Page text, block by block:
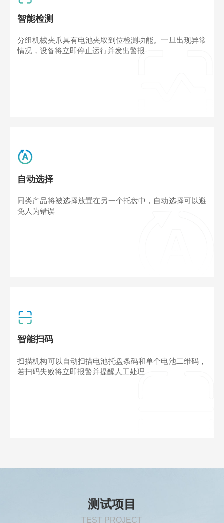
智能检测
分组机械夹爪具有电池夹取到位检测功能。一旦出现异常
情况，设备将立即停止运行并发出警报
自动选择
同类产品将被选择放置在另一个托盘中，自动选择可以避
免人为错误
智能扫码
扫描机构可以自动扫描电池托盘条码和单个电池二维码，
若扫码失败将立即报警并提醒人工处理
测试项目
TEST PROJECT